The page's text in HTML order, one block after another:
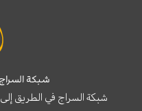
شبكة
شبكة السراج في الطريق إلى